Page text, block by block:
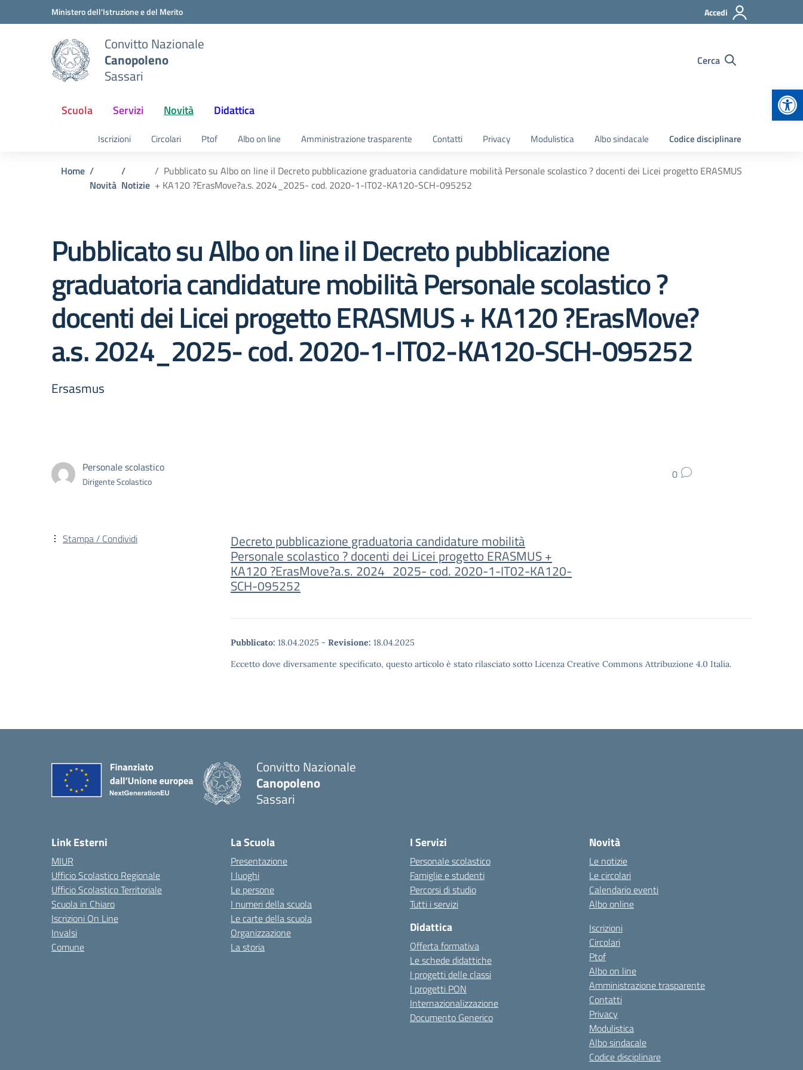
Vai ai contenuti
Vai al menu di navigazioneMinistero dell'Istruzione e del Merito Accedi
Convitto Nazionale
Canopoleno
Sassari
Cerca
Scuola Servizi Novità Didattica
Iscrizioni Circolari Ptof Albo on line Amministrazione trasparente Contatti Privacy Modulistica Albo sindacale Codice disciplinare
Home
Novità Notizie
Pubblicato su Albo on line il Decreto pubblicazione graduatoria candidature mobilità Personale scolastico ? docenti dei Licei progetto ERASMUS
+ KA120 ?ErasMove?a.s. 2024_2025- cod. 2020-1-IT02-KA120-SCH-095252
Pubblicato su Albo on line il Decreto pubblicazione
graduatoria candidature mobilità Personale scolastico ?
docenti dei Licei progetto ERASMUS + KA120 ?ErasMove?
a.s. 2024_2025- cod. 2020-1-IT02-KA120-SCH-095252
Ersasmus
Personale scolastico
Dirigente Scolastico 0
Decreto pubblicazione graduatoria candidature mobilità
Personale scolastico ? docenti dei Licei progetto ERASMUS +
KA120 ?ErasMove?a.s. 2024_2025- cod. 2020-1-IT02-KA120-
SCH-095252
Pubblicato: 18.04.2025 - Revisione: 18.04.2025
Eccetto dove diversamente specificato, questo articolo è stato rilasciato sotto Licenza Creative Commons Attribuzione 4.0 Italia.
Stampa / Condividi
Convitto Nazionale
Canopoleno
Sassari
Link Esterni
MIUR
Ufficio Scolastico Regionale
Ufficio Scolastico Territoriale
Scuola in Chiaro
Iscrizioni On Line
Invalsi
Comune
La Scuola
Presentazione
I luoghi
Le persone
I numeri della scuola
Le carte della scuola
Organizzazione
La storia
I Servizi
Personale scolastico
Famiglie e studenti
Percorsi di studio
Tutti i servizi
Didattica
Offerta formativa
Le schede didattiche
I progetti delle classi
I progetti PON
Internazionalizzazione
Documento Generico
Novità
Le notizie
Le circolari
Calendario eventi
Albo online
Iscrizioni
Circolari
Ptof
Albo on line
Amministrazione trasparente
Contatti
Privacy
Modulistica
Albo sindacale
Codice disciplinare